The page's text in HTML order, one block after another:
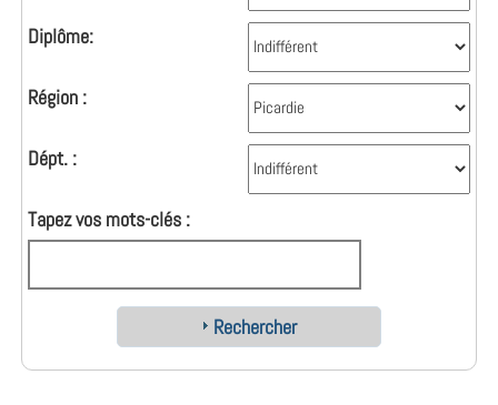
Diplôme:
Région :
Dépt. :
Tapez vos mots-clés :
Rechercher